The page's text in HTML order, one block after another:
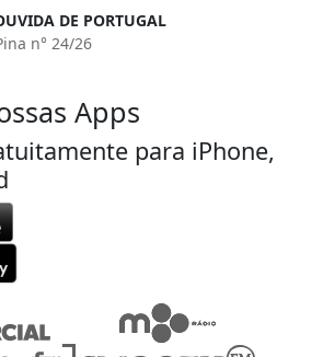
DE PORTUGAL
n° 24/26
Apps
para iPhone,